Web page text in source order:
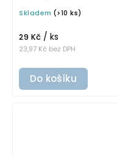
omyvatelná samolepka
Skladem (>10 ks)
23,97 Kč bez DPH
29 Kč / ks
Do košíku